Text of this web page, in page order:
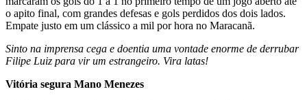
o apito final, com grandes defesas e gols perdidos dos dois lados.
Empate justo em um clássico a mil por hora no Maracanã.
Sinto na imprensa cega e doentia uma vontade enorme de derrubar
Filipe Luiz para vir um estrangeiro. Vira latas!
Vitória segura Mano Menezes